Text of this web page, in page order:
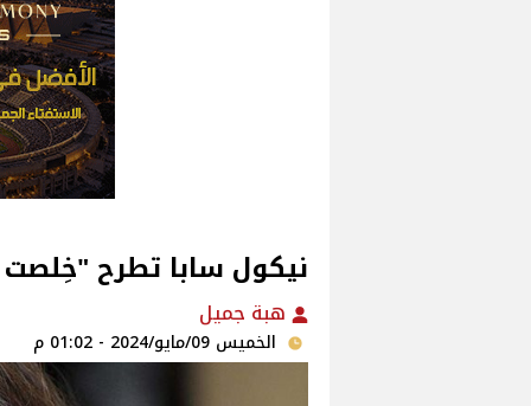
نيكول سابا تطرح "خِلصت
هبة جميل
الخميس 09/مايو/2024 - 01:02 م